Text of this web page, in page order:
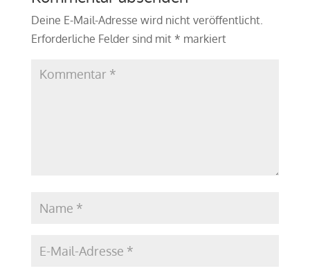
Deine E-Mail-Adresse wird nicht veröffentlicht.
Erforderliche Felder sind mit * markiert